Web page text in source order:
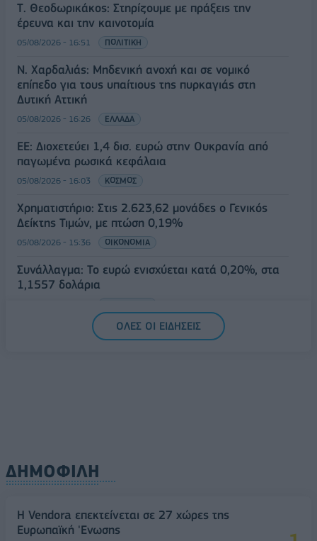
Τ. Θεοδωρικάκος: Στηρίζουμε με πράξεις την
έρευνα και την καινοτομία
05/08/2026 - 16:51 ΠΟΛΙΤΙΚΗ
Ν. Χαρδαλιάς: Μηδενική ανοχή και σε νομικό
επίπεδο για τους υπαίτιους της πυρκαγιάς στη
Δυτική Αττική
05/08/2026 - 16:26 ΕΛΛΑΔΑ
ΕΕ: Διοχετεύει 1,4 δισ. ευρώ στην Ουκρανία από
παγωμένα ρωσικά κεφάλαια
05/08/2026 - 16:03 ΚΟΣΜΟΣ
Χρηματιστήριο: Στις 2.623,62 μονάδες ο Γενικός
Δείκτης Τιμών, με πτώση 0,19%
05/08/2026 - 15:36 ΟΙΚΟΝΟΜΙΑ
Συνάλλαγμα: Το ευρώ ενισχύεται κατά 0,20%, στα
1,1557 δολάρια
ΟΛΕΣ ΟΙ ΕΙΔΗΣΕΙΣ
ΔΗΜΟΦΙΛΗ
Η Vendora επεκτείνεται σε 27 χώρες της
Ευρωπαϊκή 'Ενωσης